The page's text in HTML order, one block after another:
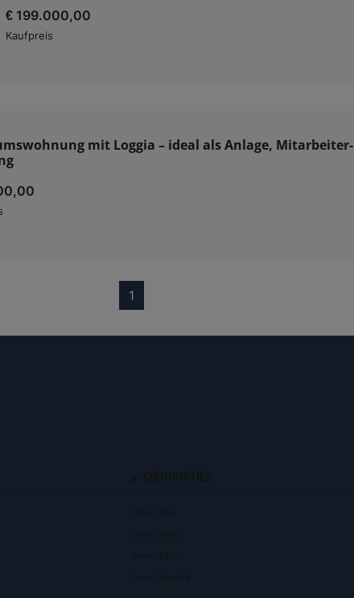
€ 199.000,00
Kaufpreis
mit Loggia – ideal als Anlage, Mitarbeiter-
1